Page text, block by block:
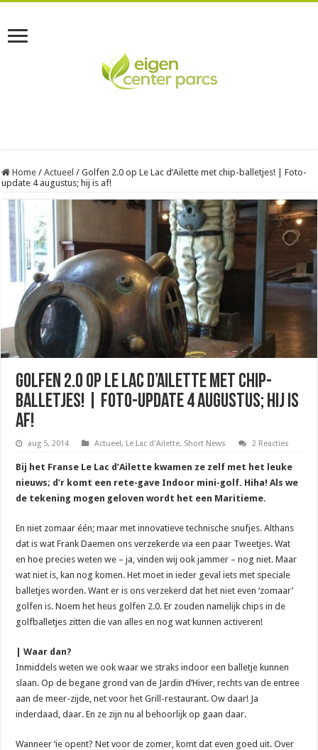
Home / Actueel / Golfen 2.0 op Le Lac d’Ailette met chip-balletjes! | Foto-
update 4 augustus; hij is af!
Golfen 2.0 op Le Lac d’Ailette met chip-
balletjes! | Foto-update 4 augustus; hij is
af!
aug 5, 2014 Actueel, Le Lac d'Ailette, Short News 2 Reacties
Bij het Franse Le Lac d’Ailette kwamen ze zelf met het leuke
nieuws; d’r komt een rete-gave Indoor mini-golf. Hiha! Als we
de tekening mogen geloven wordt het een Maritieme.
En niet zomaar één; maar met innovatieve technische snufjes. Althans
dat is wat Frank Daemen ons verzekerde via een paar Tweetjes. Wat
en hoe precies weten we – ja, vinden wij ook jammer – nog niet. Maar
wat niet is, kan nog komen. Het moet in ieder geval iets met speciale
balletjes worden. Want er is ons verzekerd dat het niet even ‘zomaar’
golfen is. Noem het heus golfen 2.0. Er zouden namelijk chips in de
golfballetjes zitten die van alles en nog wat kunnen activeren!
| Waar dan?
Inmiddels weten we ook waar we straks indoor een balletje kunnen
slaan. Op de begane grond van de Jardin d’Hiver, rechts van de entree
aan de meer-zijde, net voor het Grill-restaurant. Ow daar! Ja
inderdaad, daar. En ze zijn nu al behoorlijk op gaan daar.
Wanneer ‘ie opent? Net voor de zomer, komt dat even goed uit. Over